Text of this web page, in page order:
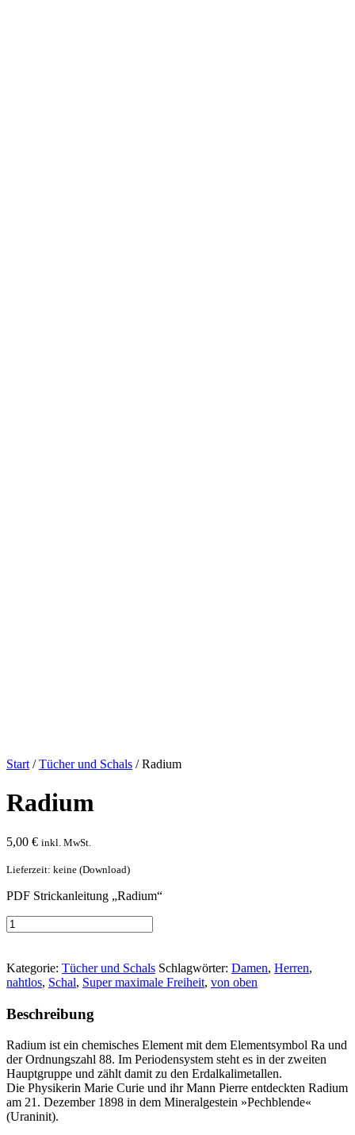
Start /Tücher und Schals / Radium
Radium
5,00 € inkl. MwSt.
Lieferzeit: keine (Download)
PDF Strickanleitung „Radium“
Radium
[Digital]
Kategorie: Tücher und Schals Schlagwörter: Damen, Herren,
nahtlos, Schal, Super maximale Freiheit, von oben
Beschreibung
Radium ist ein chemisches Element mit dem Elementsymbol Ra und
der Ordnungszahl 88. Im Periodensystem steht es in der zweiten
Hauptgruppe und zählt damit zu den Erdalkalimetallen.
Die Physikerin Marie Curie und ihr Mann Pierre entdeckten Radium
am 21. Dezember 1898 in dem Mineralgestein »Pechblende«
(Uraninit).